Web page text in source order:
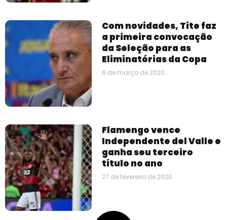
Com novidades, Tite faz
a primeira convocação
da Seleção para as
Eliminatórias da Copa
6 de março de 2020
Flamengo vence
Independente del Valle e
ganha seu terceiro
título no ano
27 de fevereiro de 2020